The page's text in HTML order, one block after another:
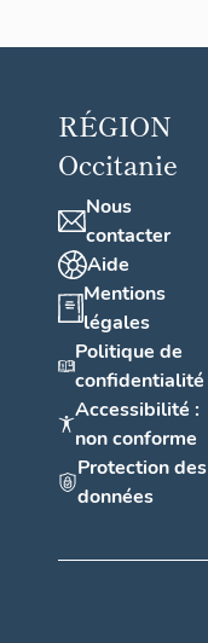
RÉGION
Occitanie
Nous
contacter
Aide
Mentions
légales
Politique de
confidentialité
Accessibilité :
non conforme
Protection des
données